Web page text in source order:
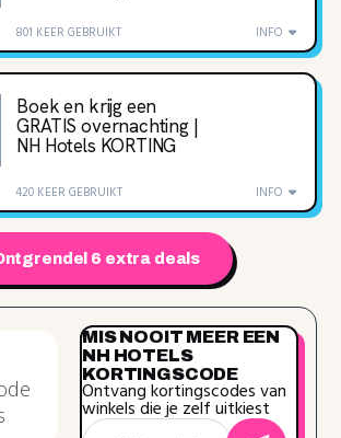
801 KEER GEBRUIKT INFO
Boek en krijg een
GRATIS overnachting |
NH Hotels KORTING
420 KEER GEBRUIKT INFO
6 extra deals
MIS NOOIT MEER EEN
NH HOTELS
KORTINGSCODE
Ontvang kortingscodes van
winkels die je zelf uitkiest